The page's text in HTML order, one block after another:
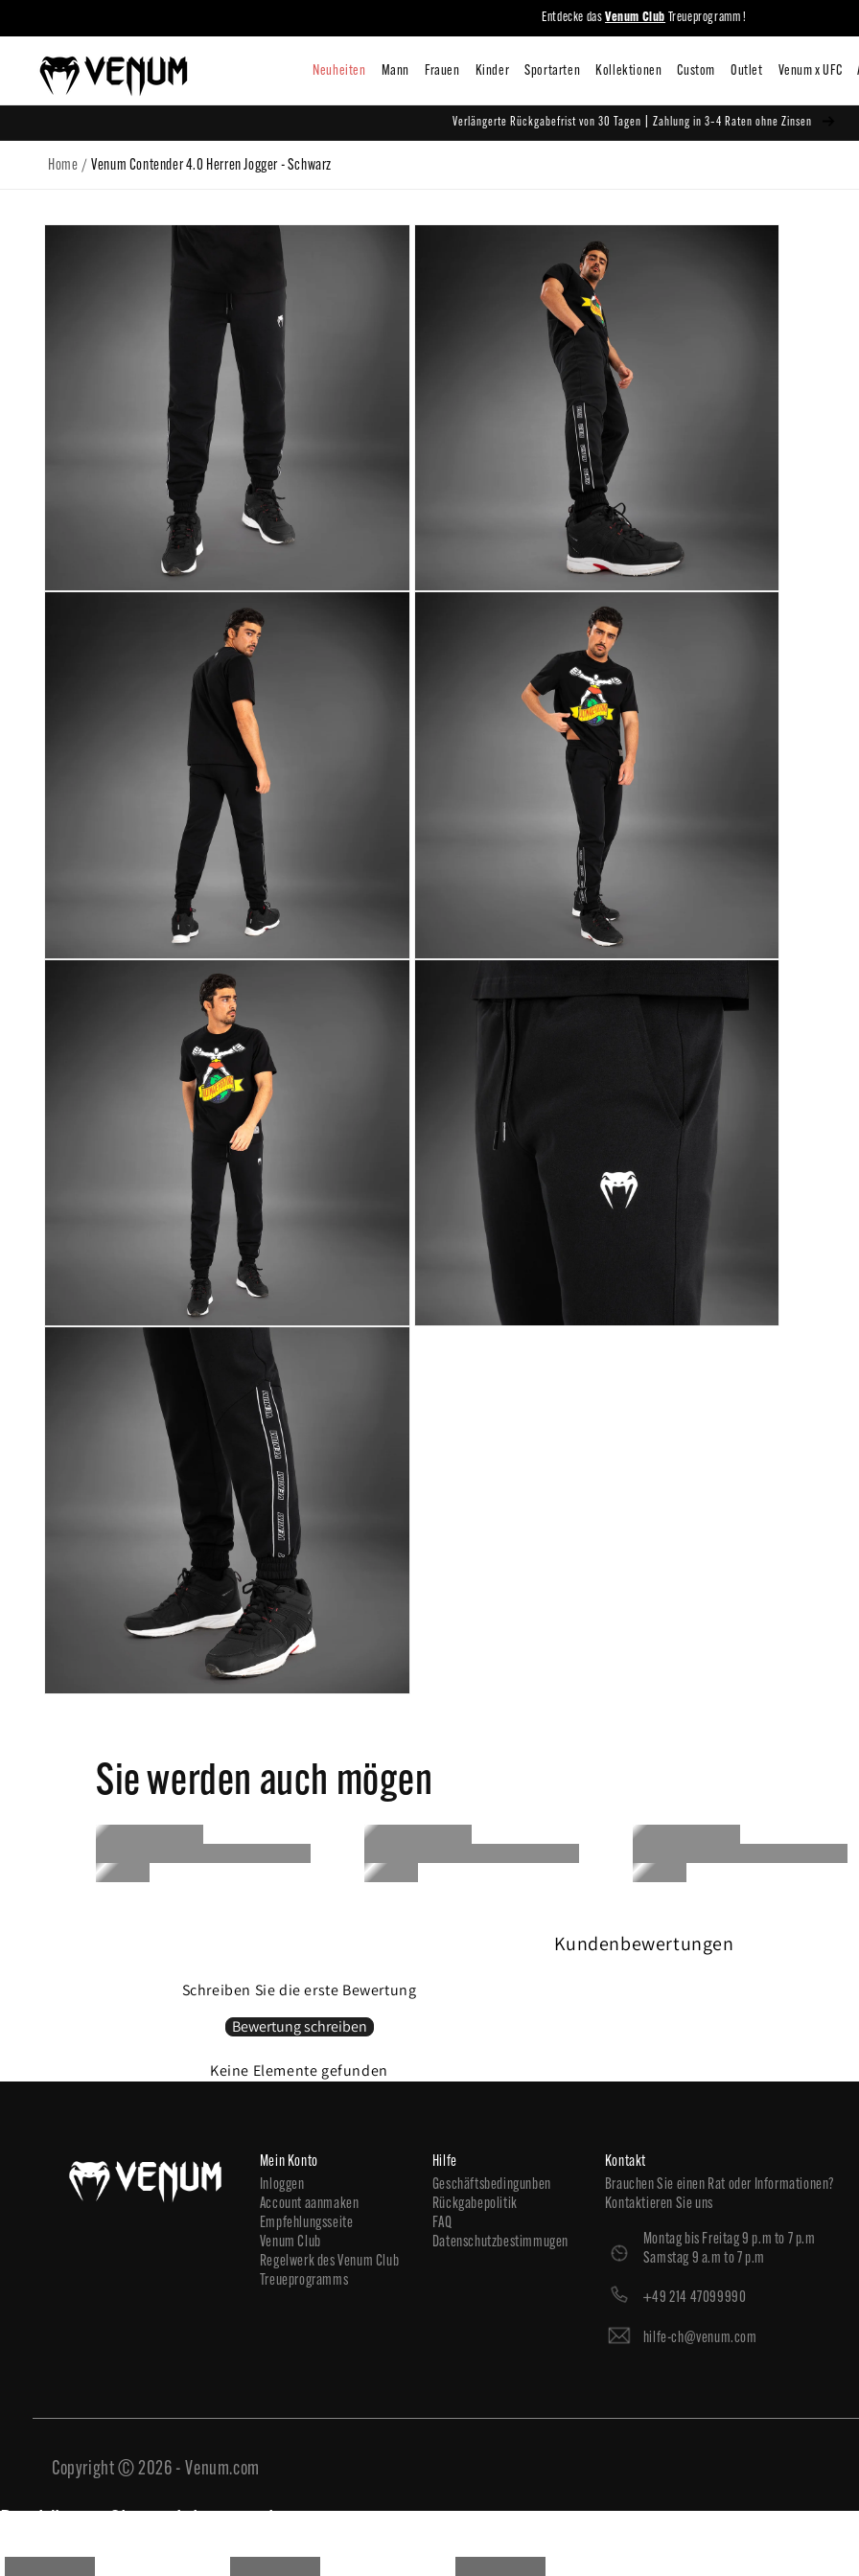
Inhalt
Entdecke dasVenum Club Treueprogramm !
Verlängerte Rückgabefrist von 30 Tagen | Zahlung in 3–4 Raten ohne Zinsen
Home /Venum Contender 4.0 Herren Jogger - Schwarz
Zu
Sie werden auch mögen
Kundenbewertungen
Schreiben Sie die erste Bewertung
Bewertung schreiben
Keine Elemente gefunden
Mein Konto
Inloggen
Account aanmaken
Empfehlungsseite
Venum Club
Regelwerk des Venum Club
Treueprogramms
Hilfe
Geschäftsbedingunben
Rückgabepolitik
FAQ
Datenschutzbestimmugen
Kontakt
Brauchen Sie einen Rat oder Informationen?
Kontaktieren Sie uns
Montag bis Freitag 9 p.m to 7 p.m
Samstag 9 a.m to 7 p.m
+49 214 47099990
hilfe-ch@venum.com
Copyright © 2026 - Venum.com